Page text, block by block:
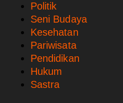
Politik
Seni Budaya
Kesehatan
Pariwisata
Pendidikan
Hukum
Sastra